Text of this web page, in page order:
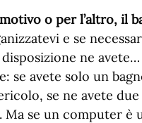
o per l’altro, il
e se
ne
se avete solo un
se ne avete due
Ma se un computer è